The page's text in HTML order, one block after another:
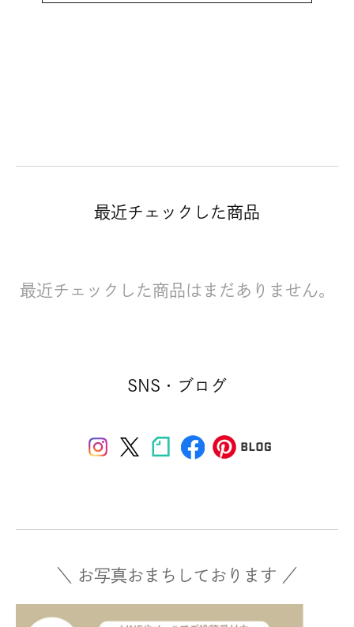
最近チェックした商品
最近チェックした商品はまだありません。
SNS・ブログ
＼ お写真おまちしております ／